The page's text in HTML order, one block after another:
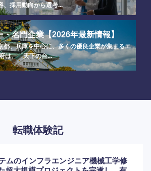
、採用動向から選考...
名門企業【2026年最新情報】
都、兵庫を中心に、多くの優良企業が集まるエ
は、「天下の台...
転職体験記
ムのインフラエンジニア機械工学修